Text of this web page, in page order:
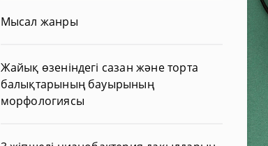
Мысал жанры
Жайық өзеніндегі сазан және торта
балықтарының бауырының
морфологиясы